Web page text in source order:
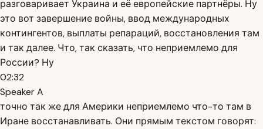
разговаривает Украина и её европейские партнёры. Ну
это вот завершение войны, ввод международных
контингентов, выплаты репараций, восстановления там
и так далее. Что, так сказать, что неприемлемо для
России? Ну
02:32
Speaker A
точно так же для Америки неприемлемо что-то там в
Иране восстанавливать. Они прямым текстом говорят: